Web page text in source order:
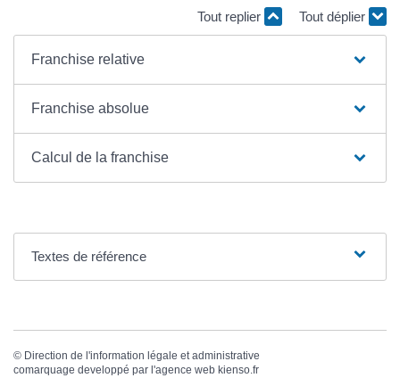
Tout replier
Tout déplier
Franchise relative
Franchise absolue
Calcul de la franchise
Textes de référence
© Direction de l'information légale et administrative
comarquage developpé par l'agence web kienso.fr